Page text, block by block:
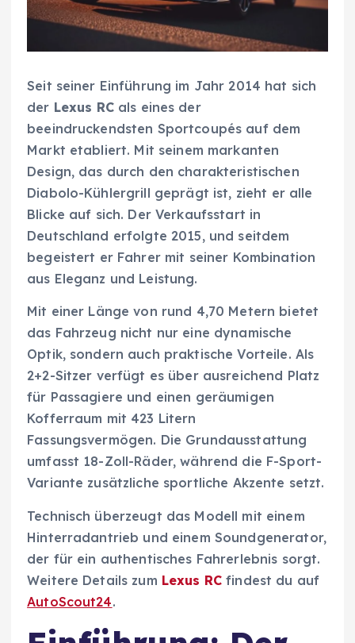
Seit seiner Einführung im Jahr 2014 hat sich
der Lexus RCals eines der
beeindruckendsten Sportcoupés auf dem
Markt etabliert. Mit seinem markanten
Design, das durch den charakteristischen
Diabolo-Kühlergrill geprägt ist, zieht er alle
Blicke auf sich. Der Verkaufsstart in
Deutschland erfolgte 2015, und seitdem
begeistert er Fahrer mit seiner Kombination
aus Eleganz und Leistung.
Mit einer Länge von rund 4,70 Metern bietet
das Fahrzeug nicht nur eine dynamische
Optik, sondern auch praktische Vorteile. Als
2+2-Sitzer verfügt es über ausreichend Platz
für Passagiere und einen geräumigen
Kofferraum mit 423 Litern
Fassungsvermögen. Die Grundausstattung
umfasst 18-Zoll-Räder, während die F-Sport-
Variante zusätzliche sportliche Akzente setzt.
Technisch überzeugt das Modell mit einem
Hinterradantrieb und einem Soundgenerator,
der für ein authentisches Fahrerlebnis sorgt.
Weitere Details zum Lexus RC findest du auf
AutoScout24.